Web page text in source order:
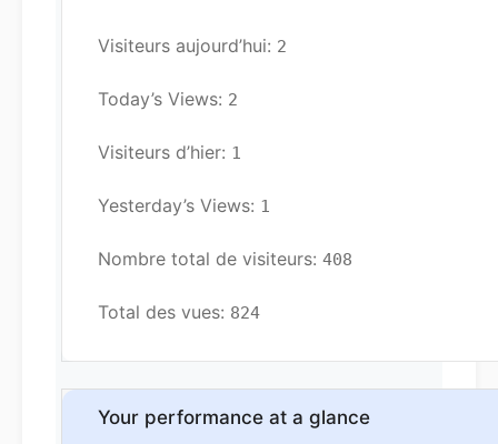
Visiteurs aujourd’hui: 2
Today’s Views: 2
Visiteurs d’hier: 1
Yesterday’s Views: 1
Nombre total de visiteurs: 408
Total des vues: 824
Your performance at a glance